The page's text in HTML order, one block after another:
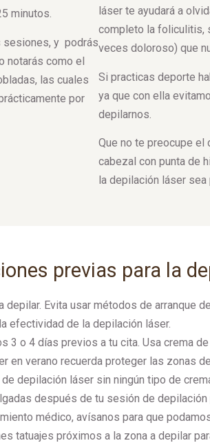
minutos.
sesiones, y podrás
notarás como el
las cuales
por
láser te ayudará a
completo la foliculitis,
veces doloroso) que
Si practicas deporte
ya que con ella
depilarnos.
Que no te preocupe el
cabezal con punta de
la depilación láser
previas para la
depilar. Evita usar métodos de arranque
efectividad de la depilación láser.
3 o 4 días previos a tu cita. Usa crema
en verano recuerda proteger las zonas
depilación láser sin ningún tipo de
después de tu sesión de depilación
médico, avísanos para que
tatuajes próximos a la zona a depilar